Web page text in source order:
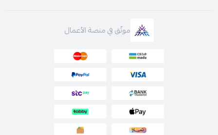
موثّق في منصة الأعمال